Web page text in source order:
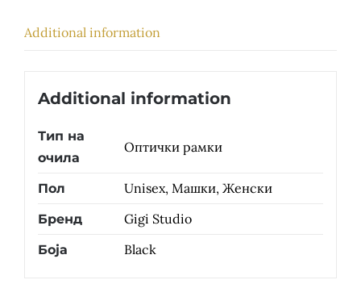
Additional information
Additional information
Тип на
очила
Оптички рамки
Пол Unisex, Машки, Женски
Бренд Gigi Studio
Боја Black